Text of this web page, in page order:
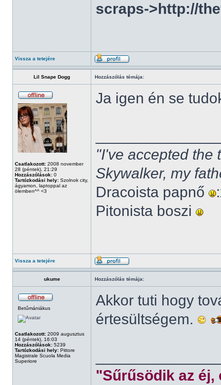
scraps->http://
Vissza a tetejére
Lil Snape Dogg Hozzászólás témája:
Csatlakozott: 2008 november
28 (péntek), 21:29
Hozzászólások: 0
Tartózkodási hely: Szolnok city,
ágyamon, laptoppal az
ölemben^^ <3
Ja igen én se
"I've accepted the
Skywalker, my
Dracoista papnő
Pitonista boszi
Vissza a tetejére
ukume Hozzászólás témája:
Betűmániákus
Csatlakozott: 2009 augusztus
14 (péntek), 16:03
Hozzászólások: 5239
Tartózkodási hely: Pittore
Magistrale Scuola Media
Superiore
Akkor tuti hogy
értesültségem.
"Sűrűsödik az éj,